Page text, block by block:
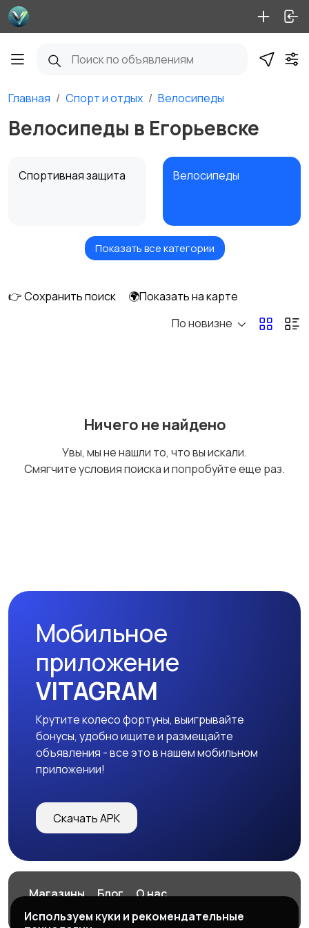
Главная Спорт и отдых Велосипеды
Велосипеды в Егорьевске
Спортивная защита Велосипеды
Самокаты и
Водные виды спорта
природе
дартс
Другое
Показать все категории
👉 Сохранить поиск
🌍Показать на карте
По новизне
Ничего не найдено
Увы, мы не нашли то, что вы искали.
Смягчите условия поиска и попробуйте еще раз.
Мобильное
приложение
VITAGRAM
Крутите колесо фортуны, выигрывайте
бонусы, удобно ищите и размещайте
объявления - все это в нашем мобильном
приложении!
Скачать APK
Магазины Блог
О нас
Служба поддержки
Используем куки и рекомендательные